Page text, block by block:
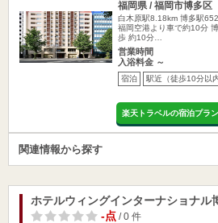
福岡県 / 福岡市博多区
白木原駅8.18km 博多駅
福岡空港より車で約10分
歩 約10分…
営業時間
入浴料金 ～
宿泊 駅近（徒歩10分以内
楽天トラベルの宿泊プラ
関連情報から探す
ホテルウィングインターナショナル
-点/ 0 件